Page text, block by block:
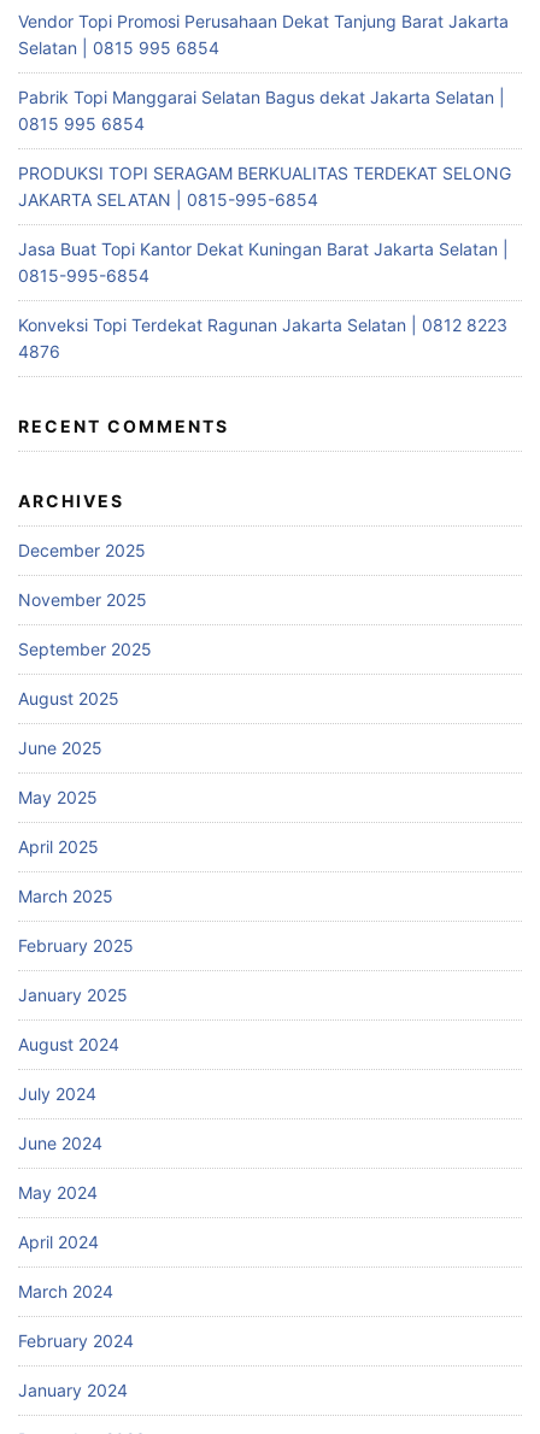
Vendor Topi Promosi Perusahaan Dekat Tanjung Barat Jakarta
Selatan | 0815 995 6854
Pabrik Topi Manggarai Selatan Bagus dekat Jakarta Selatan |
0815 995 6854
PRODUKSI TOPI SERAGAM BERKUALITAS TERDEKAT SELONG
JAKARTA SELATAN | 0815-995-6854
Jasa Buat Topi Kantor Dekat Kuningan Barat Jakarta Selatan |
0815-995-6854
Konveksi Topi Terdekat Ragunan Jakarta Selatan | 0812 8223
4876
RECENT COMMENTS
ARCHIVES
December 2025
November 2025
September 2025
August 2025
June 2025
May 2025
April 2025
March 2025
February 2025
January 2025
August 2024
July 2024
June 2024
May 2024
April 2024
March 2024
February 2024
January 2024